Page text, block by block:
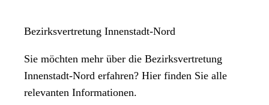
Bezirksvertretung Innenstadt-Nord
Sie möchten mehr über die Bezirksvertretung
Innenstadt-Nord erfahren? Hier finden Sie alle
relevanten Informationen.